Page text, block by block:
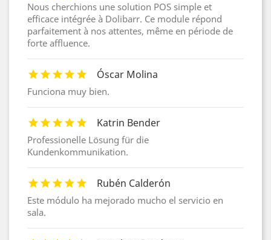
Nous cherchions une solution POS simple et
efficace intégrée à Dolibarr. Ce module répond
parfaitement à nos attentes, même en période de
forte affluence.
Óscar Molina
Funciona muy bien.
Katrin Bender
Professionelle Lösung für die
Kundenkommunikation.
Rubén Calderón
Este módulo ha mejorado mucho el servicio en
sala.